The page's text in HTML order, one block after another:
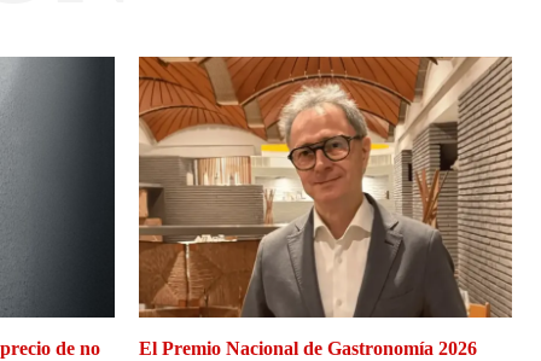
de no El Premio Nacional de Gastronomía 2026